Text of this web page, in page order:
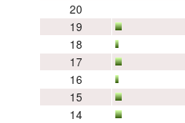
20
19
18
17
16
15
14